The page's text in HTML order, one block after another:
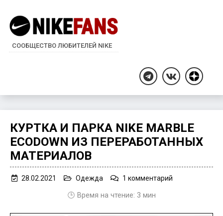
СООБЩЕСТВО ЛЮБИТЕЛЕЙ NIKE
TelegramВКонтакте
Дзен
КУРТКА И ПАРКА NIKE MARBLE
ECODOWN ИЗ ПЕРЕРАБОТАННЫХ
МАТЕРИАЛОВ
28.02.2021 Одежда 1 комментарий
🕒 Время на чтение: 3 мин